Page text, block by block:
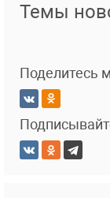
Темы
Поделитесь